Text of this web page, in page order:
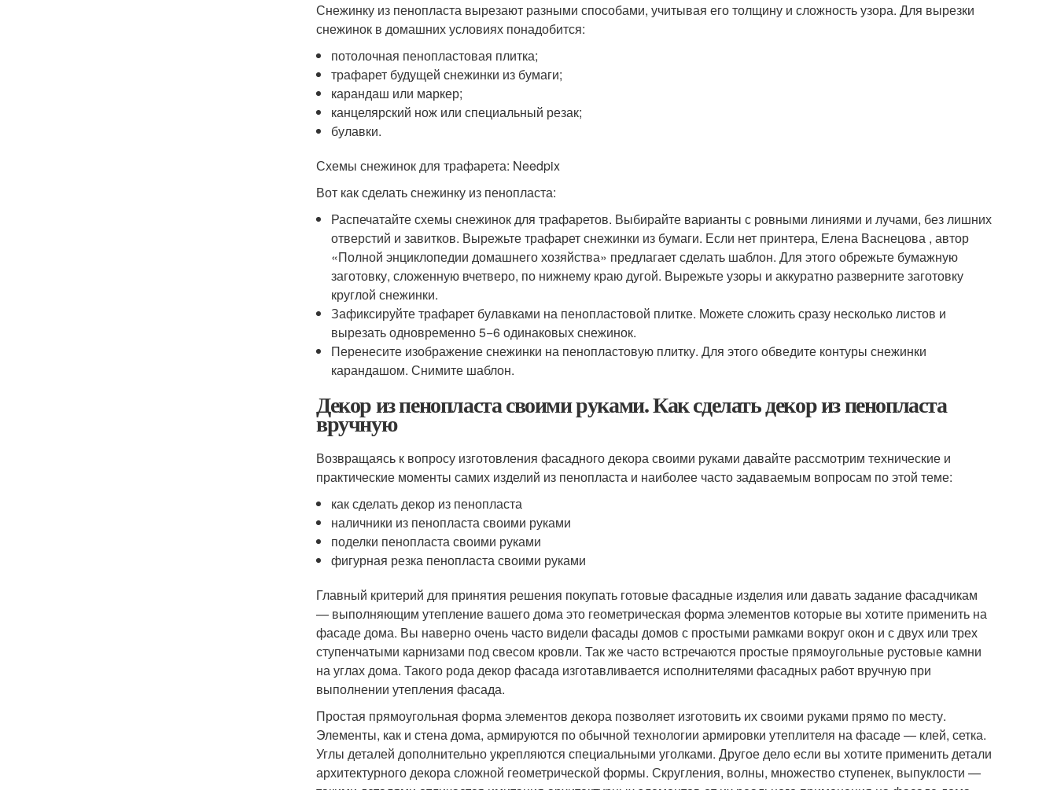
Снежинку из пенопласта вырезают разными способами, учитывая его толщину и сложность узора. Для вырезки
снежинок в домашних условиях понадобится:
потолочная пенопластовая плитка;
трафарет будущей снежинки из бумаги;
карандаш или маркер;
канцелярский нож или специальный резак;
булавки.
Схемы снежинок для трафарета: Needpix
Вот как сделать снежинку из пенопласта:
Распечатайте схемы снежинок для трафаретов. Выбирайте варианты с ровными линиями и лучами, без лишних
отверстий и завитков. Вырежьте трафарет снежинки из бумаги. Если нет принтера, Елена Васнецова , автор
«Полной энциклопедии домашнего хозяйства» предлагает сделать шаблон. Для этого обрежьте бумажную
заготовку, сложенную вчетверо, по нижнему краю дугой. Вырежьте узоры и аккуратно разверните заготовку
круглой снежинки.
Зафиксируйте трафарет булавками на пенопластовой плитке. Можете сложить сразу несколько листов и
вырезать одновременно 5−6 одинаковых снежинок.
Перенесите изображение снежинки на пенопластовую плитку. Для этого обведите контуры снежинки
карандашом. Снимите шаблон.
Декор из пенопласта своими руками. Как сделать декор из пенопласта
вручную
Возвращаясь к вопросу изготовления фасадного декора своими руками давайте рассмотрим технические и
практические моменты самих изделий из пенопласта и наиболее часто задаваемым вопросам по этой теме:
как сделать декор из пенопласта
наличники из пенопласта своими руками
поделки пенопласта своими руками
фигурная резка пенопласта своими руками
Главный критерий для принятия решения покупать готовые фасадные изделия или давать задание фасадчикам
— выполняющим утепление вашего дома это геометрическая форма элементов которые вы хотите применить на
фасаде дома. Вы наверно очень часто видели фасады домов с простыми рамками вокруг окон и с двух или трех
ступенчатыми карнизами под свесом кровли. Так же часто встречаются простые прямоугольные рустовые камни
на углах дома. Такого рода декор фасада изготавливается исполнителями фасадных работ вручную при
выполнении утепления фасада.
Простая прямоугольная форма элементов декора позволяет изготовить их своими руками прямо по месту.
Элементы, как и стена дома, армируются по обычной технологии армировки утеплителя на фасаде — клей, сетка.
Углы деталей дополнительно укрепляются специальными уголками. Другое дело если вы хотите применить детали
архитектурного декора сложной геометрической формы. Скругления, волны, множество ступенек, выпуклости —